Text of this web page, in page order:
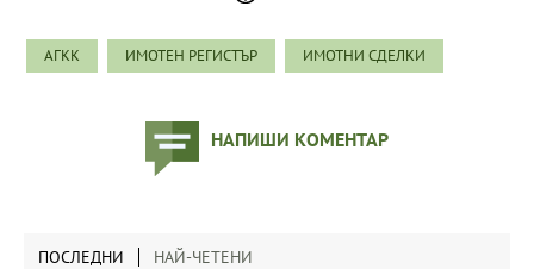
АГКК ИМОТЕН РЕГИСТЪР ИМОТНИ СДЕЛКИ
НАПИШИ КОМЕНТАР
ПОСЛЕДНИ НАЙ-ЧЕТЕНИ